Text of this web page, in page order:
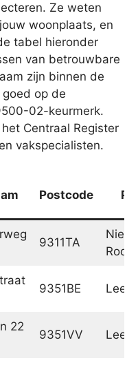
Ze weten
woonplaats, en
tabel hieronder
van betrouwbare
zijn binnen de
goed op de
02-keurmerk.
Centraal Register
vakspecialisten.
Postcode
9311TA
9351BE Leek
22
9351VV Leek